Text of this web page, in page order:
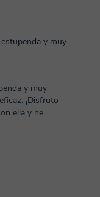
y muy
y muy
¡Disfruto
ella y he